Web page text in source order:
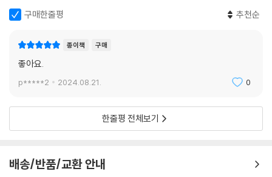
동네에서 묶었던 세번째 시집 『쉿, 나의 세컨드는』을 22년 만에 문학동네
포에지 77번으로 복간합니다. 1987년 『창비1987』로 등단한 박철 시인
를 22년 만에 문학동네포에지 78번으로 복간합니다. 2002년 『시와반시』
로 등단한 김박은경 시인이 2013년 문예중앙에서 펴낸 두번째 시집 『중
독』을 10년 만에 문학동네포에지 79번으로 복간합니다. 1995년 『문학사
멈추자 나는 날았다』를 24년 만에 문학동네포에지 80번으로 복간합니다.
리지 않는 시집 시리즈, 추천사도 따로 박히지 않는 시집 시리즈, 시인의 약
구매한줄평 추천순
종이책 구매
좋아요.
p*****2 2024.08.21. 0
한줄평 전체보기
배송/반품/교환 안내